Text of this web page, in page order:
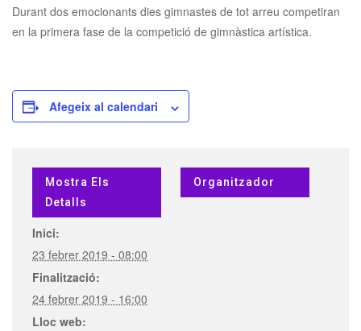
Durant dos emocionants dies gimnastes de tot arreu competiran
en la primera fase de la competició de gimnàstica artística.
Afegeix al calendari
Mostra Els
Detalls
Inici:
23 febrer 2019 - 08:00
Finalització:
24 febrer 2019 - 16:00
Lloc web:
Organitzador